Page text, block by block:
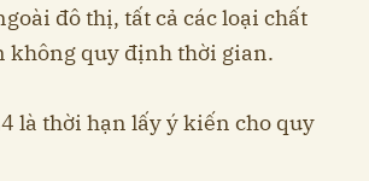
đô thị, tất cả các loại chất
không quy định thời gian.
là thời hạn lấy ý kiến cho quy